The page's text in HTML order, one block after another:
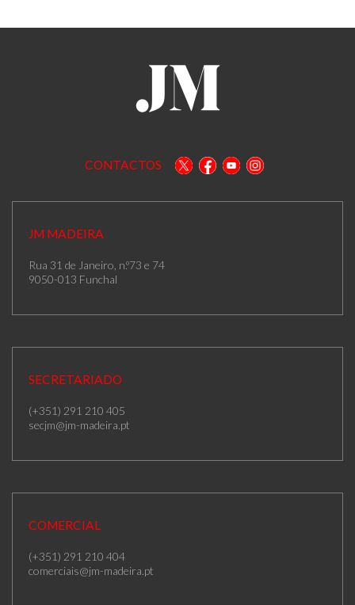
CONTACTOS
JM MADEIRA
Rua 31 de Janeiro, n.º73 e 74
9050-013 Funchal
SECRETARIADO
(+351) 291 210 405
secjm@jm-madeira.pt
COMERCIAL
(+351) 291 210 404
comerciais@jm-madeira.pt